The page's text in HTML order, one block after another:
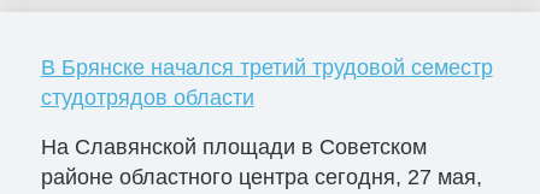
В Брянске начался третий трудовой семестр
студотрядов области
На Славянской площади в Советском
районе областного центра сегодня, 27 мая,